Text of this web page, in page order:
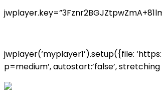
jwplayer(‘myplayer1’).setup({file:
p=medium’, autostart:’false’, stretching :